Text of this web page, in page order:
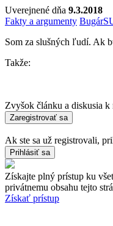
Uverejnené dňa 9.3.2018
Fakty a argumenty Bugár
Som za slušných ľudí. Ak
Takže:
Zvyšok článku a diskusia k
Ak ste sa už registrovali,
Získajte plný prístup ku
privátnemu obsahu tejto
Získať prístup